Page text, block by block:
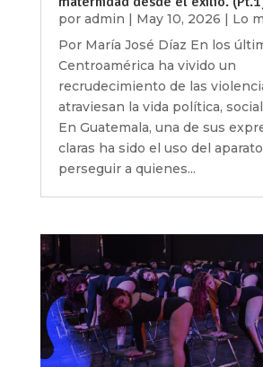
por admin | May 10, 2026 | Lo
Por María José Díaz En los
Centroamérica ha vivido un
recrudecimiento de las
atraviesan la vida política,
En Guatemala, una de sus
claras ha sido el uso del
perseguir a quienes...